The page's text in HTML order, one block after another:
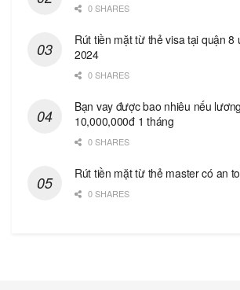
0 SHARES
Rút tiền mặt từ thẻ visa tại quận 8
2024
0 SHARES
Bạn vay được bao nhiêu nếu
10,000,000đ 1 tháng
0 SHARES
Rút tiền mặt từ thẻ master có an
0 SHARES